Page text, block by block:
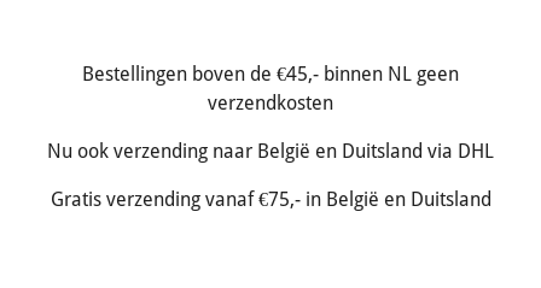
Bestellingen boven de €45,- binnen NL geen
verzendkosten
Nu ook verzending naar België en Duitsland via DHL
Gratis verzending vanaf €75,- in België en Duitsland